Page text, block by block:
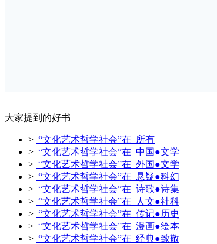
大家提到的好书
> “文化艺术哲学社会”在 所有
> “文化艺术哲学社会”在 中国●文学
> “文化艺术哲学社会”在 外国●文学
> “文化艺术哲学社会”在 悬疑●科幻
> “文化艺术哲学社会”在 诗歌●诗集
> “文化艺术哲学社会”在 人文●社科
> “文化艺术哲学社会”在 传记●历史
> “文化艺术哲学社会”在 漫画●绘本
> “文化艺术哲学社会”在 经典●致敬